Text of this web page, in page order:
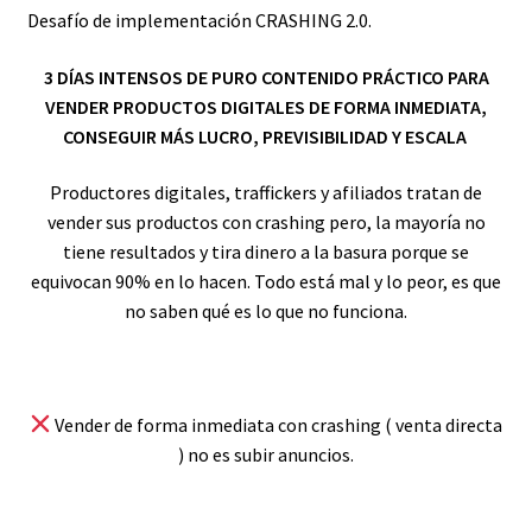
Desafío de implementación CRASHING 2.0.
3 DÍAS INTENSOS DE PURO CONTENIDO PRÁCTICO PARA
VENDER PRODUCTOS DIGITALES DE FORMA INMEDIATA,
CONSEGUIR MÁS LUCRO, PREVISIBILIDAD Y ESCALA
Productores digitales, traffickers y afiliados tratan de
vender sus productos con crashing pero, la mayoría no
tiene resultados y tira dinero a la basura porque se
equivocan 90% en lo hacen. Todo está mal y lo peor, es que
no saben qué es lo que no funciona.
Vender de forma inmediata con crashing ( venta directa
) no es subir anuncios.